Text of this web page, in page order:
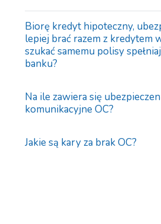
Biorę kredyt hipoteczny,
lepiej brać razem z kredytem
szukać samemu polisy
banku?
Na ile zawiera się
komunikacyjne OC?
Jakie są kary za brak OC?